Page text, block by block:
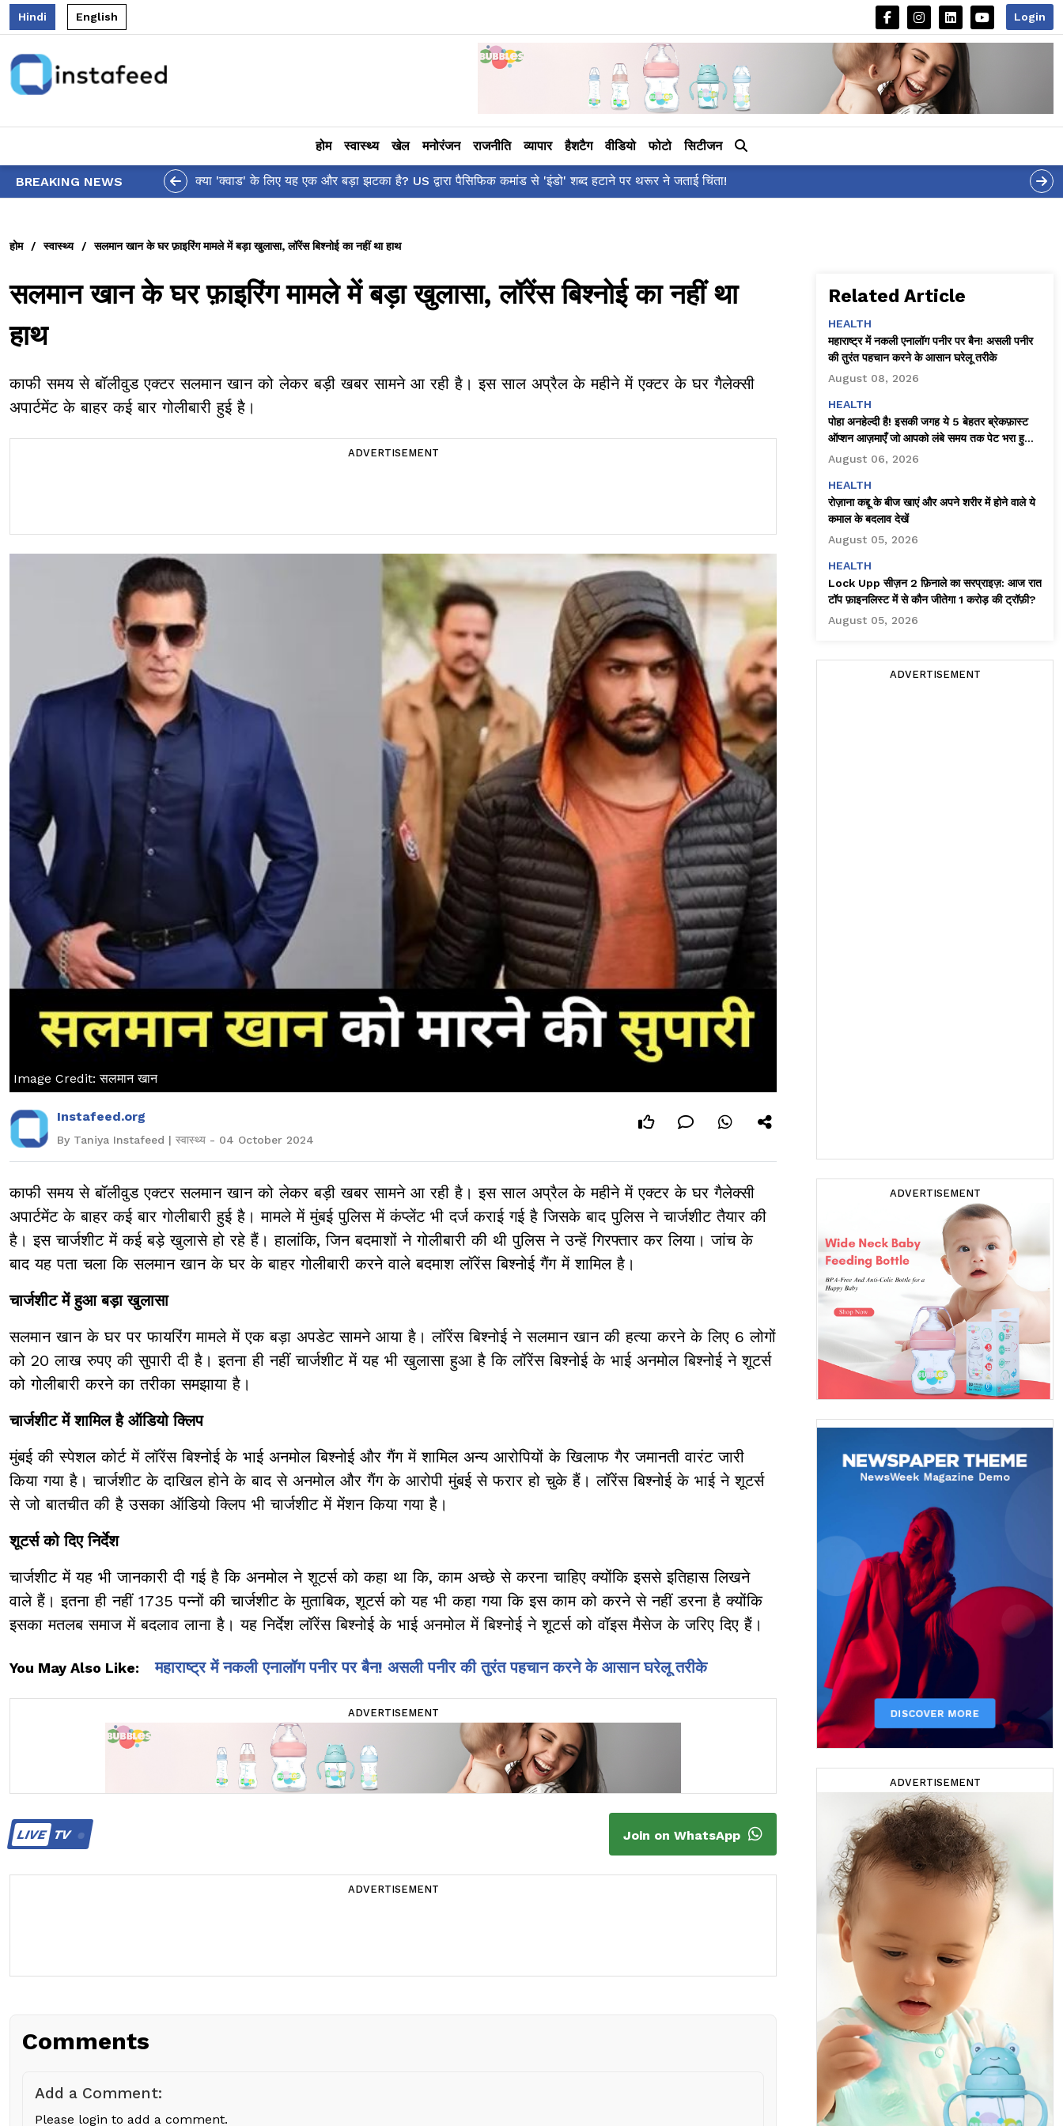
Hindi English Login
होम स्वास्थ्य खेल मनोरंजन राजनीति व्यापार हैशटैग वीडियो फोटो सिटीजन
BREAKING NEWS आलिया भट्ट का मज़ेदार 'शर्वरी कहाँ है?' पोस्ट, 'अल्फा' टीज़र पर उठे सवालों का मज़ाकिया जवाब!
होम / स्वास्थ्य / सलमान खान के घर फ़ाइरिंग मामले में बड़ा खुलासा, लॉरेंस बिश्नोई का नहीं था हाथ
सलमान खान के घर फ़ाइरिंग मामले में बड़ा खुलासा, लॉरेंस बिश्नोई का नहीं था
हाथ
काफी समय से बॉलीवुड एक्टर सलमान खान को लेकर बड़ी खबर सामने आ रही है। इस साल अप्रैल के महीने में एक्टर के घर गैलेक्सी
अपार्टमेंट के बाहर कई बार गोलीबारी हुई है।
ADVERTISEMENT
Image Credit: सलमान खान
Instafeed.org
By Taniya Instafeed | स्वास्थ्य - 04 October 2024
काफी समय से बॉलीवुड एक्टर सलमान खान को लेकर बड़ी खबर सामने आ रही है। इस साल अप्रैल के महीने में एक्टर के घर गैलेक्सी
अपार्टमेंट के बाहर कई बार गोलीबारी हुई है। मामले में मुंबई पुलिस में कंप्लेंट भी दर्ज कराई गई है जिसके बाद पुलिस ने चार्जशीट तैयार की
है। इस चार्जशीट में कई बड़े खुलासे हो रहे हैं। हालांकि, जिन बदमाशों ने गोलीबारी की थी पुलिस ने उन्हें गिरफ्तार कर लिया। जांच के
बाद यह पता चला कि सलमान खान के घर के बाहर गोलीबारी करने वाले बदमाश लॉरेंस बिश्नोई गैंग में शामिल है।
चार्जशीट में हुआ बड़ा खुलासा
सलमान खान के घर पर फायरिंग मामले में एक बड़ा अपडेट सामने आया है। लॉरेंस बिश्नोई ने सलमान खान की हत्या करने के लिए 6 लोगों
को 20 लाख रुपए की सुपारी दी है। इतना ही नहीं चार्जशीट में यह भी खुलासा हुआ है कि लॉरेंस बिश्नोई के भाई अनमोल बिश्नोई ने शूटर्स
को गोलीबारी करने का तरीका समझाया है।
चार्जशीट में शामिल है ऑडियो क्लिप
मुंबई की स्पेशल कोर्ट में लॉरेंस बिश्नोई के भाई अनमोल बिश्नोई और गैंग में शामिल अन्य आरोपियों के खिलाफ गैर जमानती वारंट जारी
किया गया है। चार्जशीट के दाखिल होने के बाद से अनमोल और गैंग के आरोपी मुंबई से फरार हो चुके हैं। लॉरेंस बिश्नोई के भाई ने शूटर्स
से जो बातचीत की है उसका ऑडियो क्लिप भी चार्जशीट में मेंशन किया गया है।
शूटर्स को दिए निर्देश
चार्जशीट में यह भी जानकारी दी गई है कि अनमोल ने शूटर्स को कहा था कि, काम अच्छे से करना चाहिए क्योंकि इससे इतिहास लिखने
वाले हैं। इतना ही नहीं 1735 पन्नों की चार्जशीट के मुताबिक, शूटर्स को यह भी कहा गया कि इस काम को करने से नहीं डरना है क्योंकि
इसका मतलब समाज में बदलाव लाना है। यह निर्देश लॉरेंस बिश्नोई के भाई अनमोल में बिश्नोई ने शूटर्स को वॉइस मैसेज के जरिए दिए हैं।
You May Also Like: महाराष्ट्र में नकली एनालॉग पनीर पर बैन! असली पनीर की तुरंत पहचान करने के आसान घरेलू तरीके
ADVERTISEMENT
LIVETV Join on WhatsApp
ADVERTISEMENT
Comments
Add a Comment:
Please login to add a comment.
Related Article
HEALTH
महाराष्ट्र में नकली एनालॉग पनीर पर बैन! असली पनीर
की तुरंत पहचान करने के आसान घरेलू तरीके
August 08, 2026
HEALTH
पोहा अनहेल्दी है! इसकी जगह ये 5 बेहतर ब्रेकफ़ास्ट
ऑप्शन आज़माएँ जो आपको लंबे समय तक पेट भरा हुआ
महसूस कराते हैं
August 06, 2026
HEALTH
रोज़ाना कद्दू के बीज खाएं और अपने शरीर में होने वाले ये
कमाल के बदलाव देखें
August 05, 2026
HEALTH
Lock Upp सीज़न 2 फ़िनाले का सरप्राइज़: आज रात
टॉप फ़ाइनलिस्ट में से कौन जीतेगा ₹1 करोड़ की ट्रॉफ़ी?
August 05, 2026
ADVERTISEMENT
ADVERTISEMENT
ADVERTISEMENT